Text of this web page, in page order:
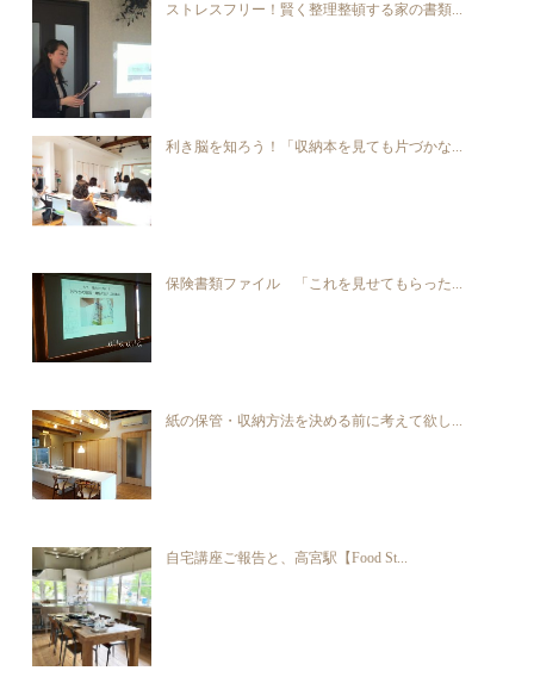
ストレスフリー！賢く整理整頓する家の書類...
利き脳を知ろう！「収納本を見ても片づかな...
保険書類ファイル 「これを見せてもらった...
紙の保管・収納方法を決める前に考えて欲し...
自宅講座ご報告と、高宮駅【Food St...